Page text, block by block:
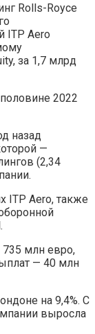
Rolls-Royce
ITP Aero
за 1,7 млрд
2022
назад
—
(2,34
ITP Aero, также
735 млн евро,
— 40 млн
на 9,4%. С
выросла